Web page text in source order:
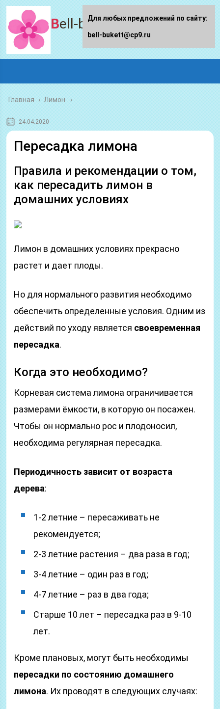
Bell-bukett.ru
Главная › Лимон
24.04.2020
Пересадка лимона
Правила и рекомендации о том,
как пересадить лимон в
домашних условиях
Лимон в домашних условиях прекрасно
растет и дает плоды.
Но для нормального развития необходимо
обеспечить определенные условия. Одним из
действий по уходу является своевременная
пересадка.
Когда это необходимо?
Корневая система лимона ограничивается
размерами ёмкости, в которую он посажен.
Чтобы он нормально рос и плодоносил,
необходима регулярная пересадка.
Периодичность зависит от возраста
дерева:
1-2 летние – пересаживать не
рекомендуется;
2-3 летние растения – два раза в год;
3-4 летние – один раз в год;
4-7 летние – раз в два года;
Старше 10 лет – пересадка раз в 9-10
лет.
Кроме плановых, могут быть необходимы
пересадки по состоянию домашнего
лимона. Их проводят в следующих случаях:
Для любых предложений по сайту:
bell-bukett@cp9.ru